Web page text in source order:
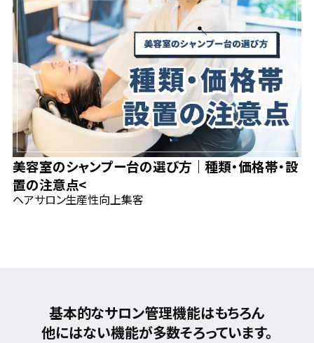
美容室のシャンプー台の選び方｜種類・価格帯・設
置の注意点<
ヘアサロン生産性向上集客
基本的なサロン管理機能はもちろん
他にはない機能が多数そろっています。